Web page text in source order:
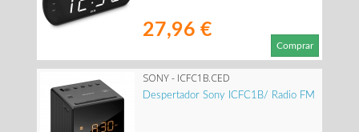
27,96 €
Comprar
SONY - ICFC1B.CED
Despertador Sony ICFC1B/ Radio FM